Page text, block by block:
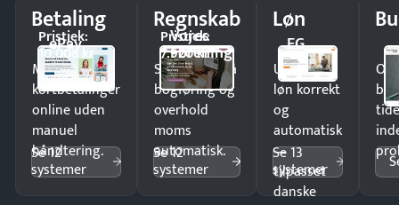
Betaling
ePay
Pristjek:
10.008 kr
Modtag
kortbetalinger
online uden
manuel
håndtering.
Se 12
systemer
Regnskab
Vores
Forening
Pristjek:
7.920 kr
Spar timer på
bogføring og
overhold
moms
automatisk.
Se 12
systemer
Løn
EG
Udbetal
løn korrekt
og
automatisk
—
tilpasset
danske
Se 13
systemer